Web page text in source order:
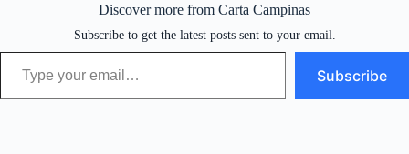
Discover more from Carta Campinas
Subscribe to get the latest posts sent to your email.
Type your email…
Subscribe